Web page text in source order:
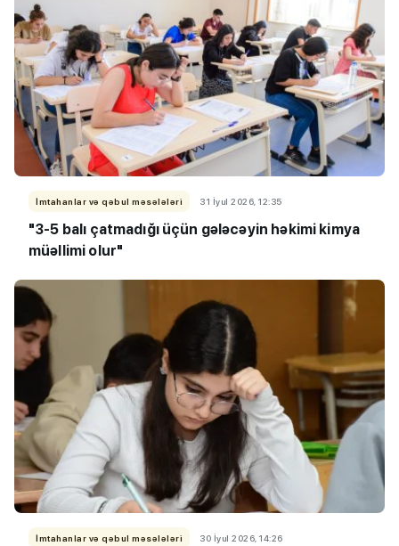
İmtahanlar və qəbul məsələləri 31 İyul 2026, 12:35
"3-5 balı çatmadığı üçün gələcəyin həkimi kimya
müəllimi olur"
İmtahanlar və qəbul məsələləri 30 İyul 2026, 14:26